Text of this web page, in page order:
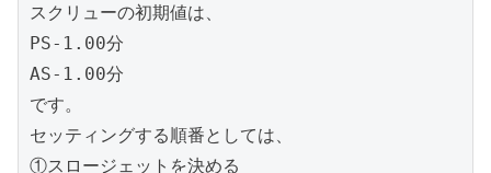
スクリューの初期値は、
PS-1.00分
AS-1.00分
です。
セッティングする順番としては、
①スロージェットを決める